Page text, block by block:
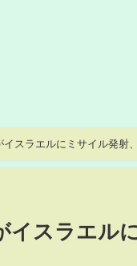
イスラエルにミサイル発射
イスラエル